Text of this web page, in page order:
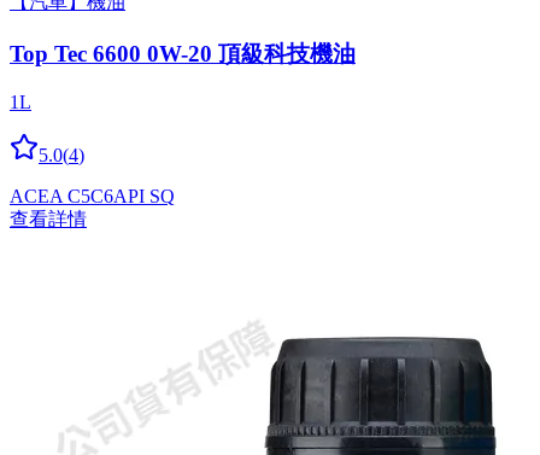
Top Tec 6600 0W-20 頂級科技機油
1L
5.0(4)
ACEA C5C6API SQ
查看詳情